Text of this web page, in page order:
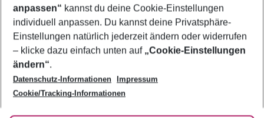
Footer
Footer navigation
Über uns
AGB
Bestpreisgarantie
Cookie-Einstellungen ändern
Cookie-Richtlinie
Agenturbetreuung
Barrierefreies Reisen
Folge uns
anpassen“ kannst du deine Cookie-Einstellungen
individuell anpassen. Du kannst deine Privatsphäre-
Einstellungen natürlich jederzeit ändern oder widerrufen
– klicke dazu einfach unten auf „Cookie-Einstellungen
ändern“.
Datenschutz-Informationen
Impressum
Cookie/Tracking-Informationen